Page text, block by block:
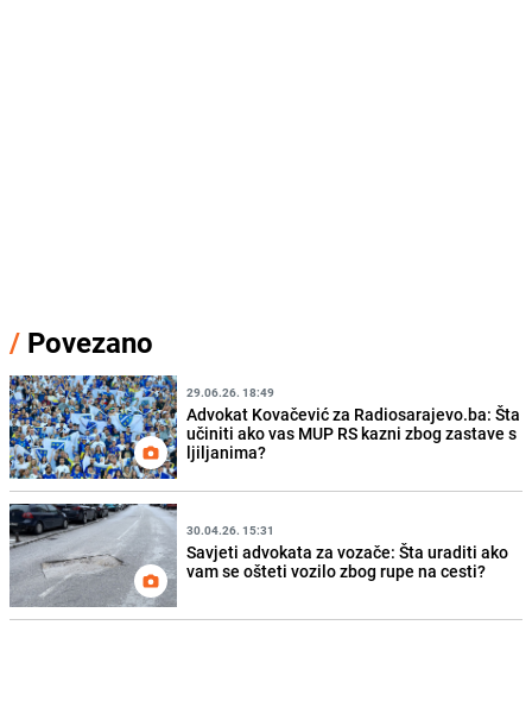
/ Povezano
29.06.26. 18:49
Advokat Kovačević za Radiosarajevo.ba: Šta
učiniti ako vas MUP RS kazni zbog zastave s
ljiljanima?
30.04.26. 15:31
Savjeti advokata za vozače: Šta uraditi ako
vam se ošteti vozilo zbog rupe na cesti?